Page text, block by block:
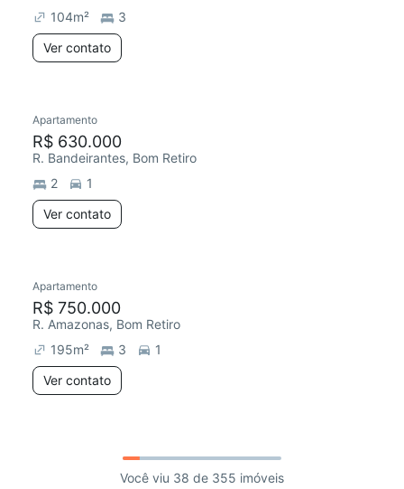
104m²
3
Ver contato
Apartamento
R$ 630.000
R. Bandeirantes, Bom Retiro
2
1
Ver contato
Apartamento
R$ 750.000
R. Amazonas, Bom Retiro
195m² 3
1
Ver contato
Você viu 38 de 355 imóveis